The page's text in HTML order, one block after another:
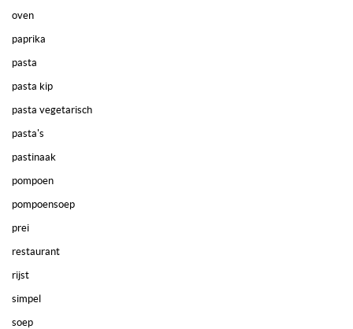
oven
paprika
pasta
pasta kip
pasta vegetarisch
pasta's
pastinaak
pompoen
pompoensoep
prei
restaurant
rijst
simpel
soep